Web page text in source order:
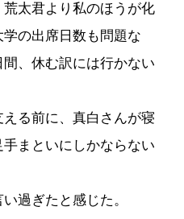
太君より私のほうが化
の出席日数も問題な
、休む訳には行かない
える前に、真白さんが寝
まといにしかならない
過ぎたと感じた。